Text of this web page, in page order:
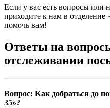
Если у вас есть вопросы или
приходите к нам в
помочь вам!
Ответы на
отслеживании
Вопрос: Как добраться до
35»?